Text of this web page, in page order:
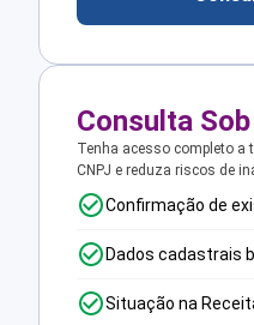
Consulta
Tenha acesso completo a
CNPJ e reduza riscos de
Confirmação de
Dados cadastrais
Situação na